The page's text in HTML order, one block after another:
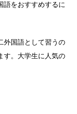
語をおすすめするに
外国語として習うの
す。大学生に人気の